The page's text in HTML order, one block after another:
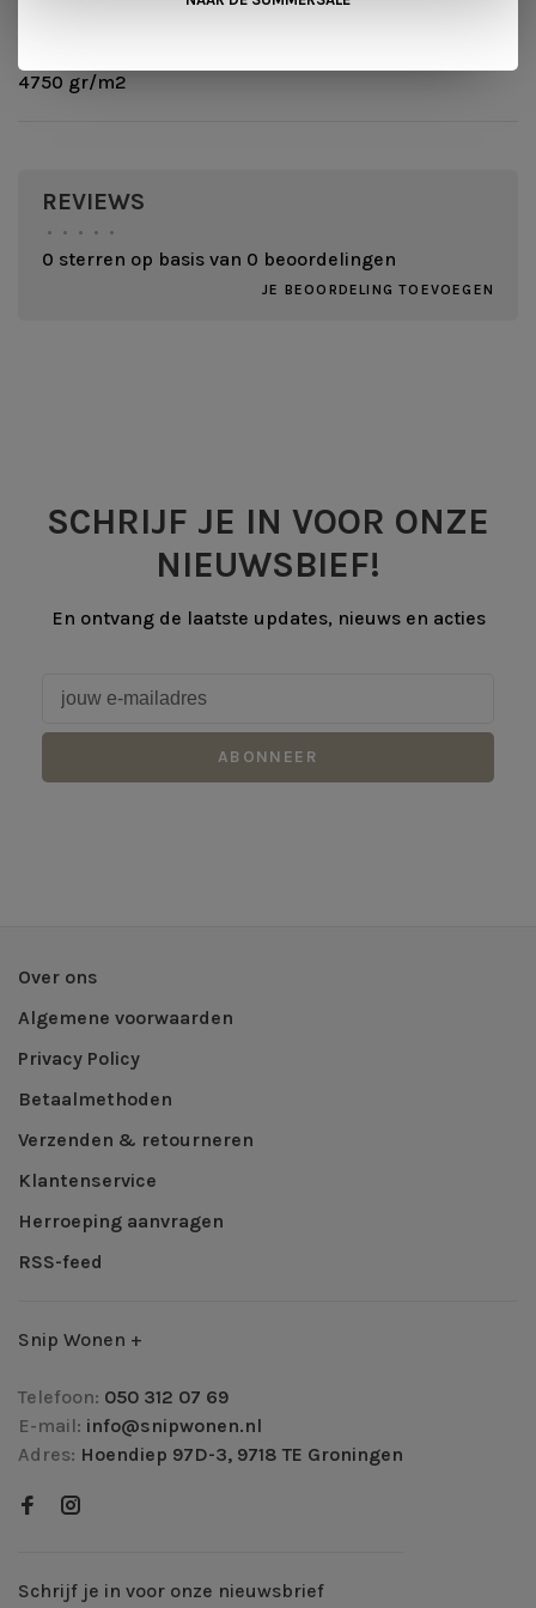
4750 gr/m2
REVIEWS
• • • • •
0 sterren op basis van 0 beoordelingen
JE BEOORDELING TOEVOEGEN
SCHRIJF JE IN VOOR ONZE
NIEUWSBIEF!
En ontvang de laatste updates, nieuws en acties
ABONNEER
Over ons
Algemene voorwaarden
Privacy Policy
Betaalmethoden
Verzenden & retourneren
Klantenservice
Herroeping aanvragen
RSS-feed
Snip Wonen +
Telefoon: 050 312 07 69
E-mail: info@snipwonen.nl
Adres: Hoendiep 97D-3, 9718 TE Groningen
Schrijf je in voor onze nieuwsbrief